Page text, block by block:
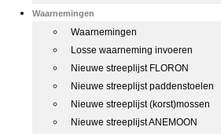
Waarnemingen
Waarnemingen
Losse waarneming invoeren
Nieuwe streeplijst FLORON
Nieuwe streeplijst paddenstoelen
Nieuwe streeplijst (korst)mossen
Nieuwe streeplijst ANEMOON